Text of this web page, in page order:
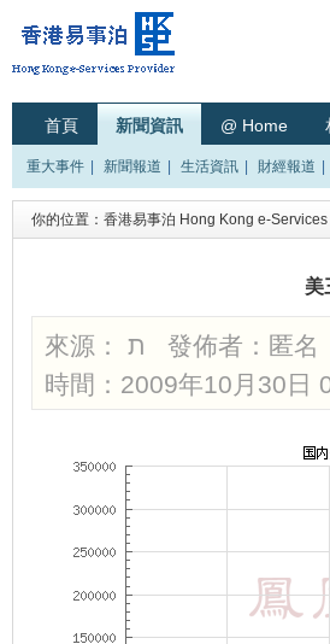
首頁 新聞資訊 @ Home
重大事件 新聞報道 生活資訊 財經報道
你的位置： 香港易事泊 Hong Kong e-
美
來源： ת 發佈者： 匿名
時間：2009年10月30日